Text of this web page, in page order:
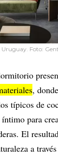
Uruguay. Foto:
,
típicos de
para
El
a